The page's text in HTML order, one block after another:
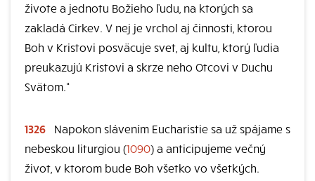
živote a jednotu Božieho ľudu, na ktorých sa
zakladá Cirkev. V nej je vrchol aj činnosti, ktorou
Boh v Kristovi posväcuje svet, aj kultu, ktorý ľudia
preukazujú Kristovi a skrze neho Otcovi v Duchu
Svätom.“
1326
Napokon slávením Eucharistie sa už spájame s
nebeskou liturgiou (1090) a anticipujeme večný
život, v ktorom bude Boh všetko vo všetkých.